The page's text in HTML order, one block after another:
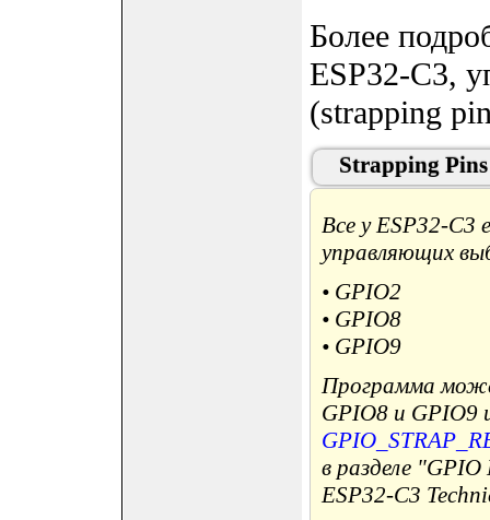
Более
ESP32-C3,
(strapping
Strapping Pins
Все у ESP32-C3
управляющих
• GPIO2
• GPIO8
• GPIO9
Программа
GPIO8 и GPIO9
в разделе
ESP32-C3